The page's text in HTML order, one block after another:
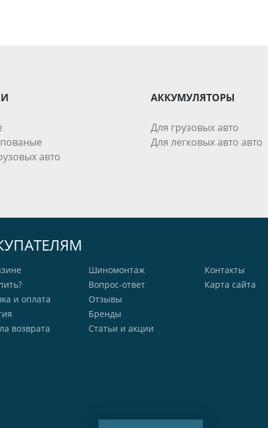
авто
АККУМУЛЯТОРЫ
Для грузовых авто
Для легковых авто авто
и оплата
возврата
Шиномонтаж
Вопрос-ответ
Отзывы
Бренды
Статьи и акции
Контакты
Карта сайта